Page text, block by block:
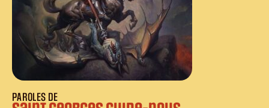
PAROLES DE